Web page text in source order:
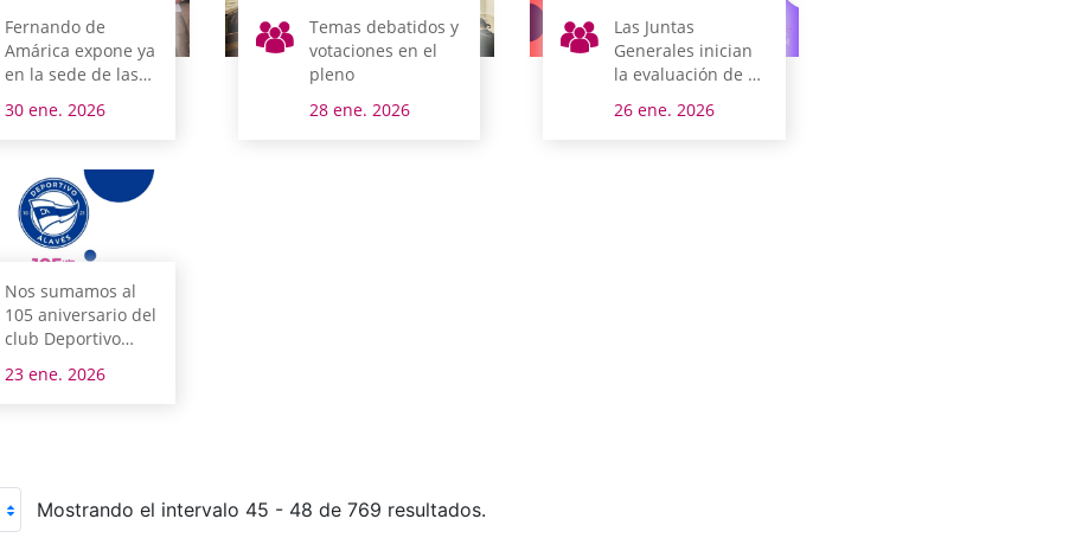
Fernando de
Amárica expone ya
en la sede de las
de Álava
30 ene. 2026
Temas debatidos y
votaciones en el
pleno
28 ene. 2026
Las Juntas
Generales inician
la evaluación de su
26 ene. 2026
Nos sumamos al
105 aniversario del
club Deportivo
23 ene. 2026
Mostrando el intervalo 45 - 48 de 769 resultados.